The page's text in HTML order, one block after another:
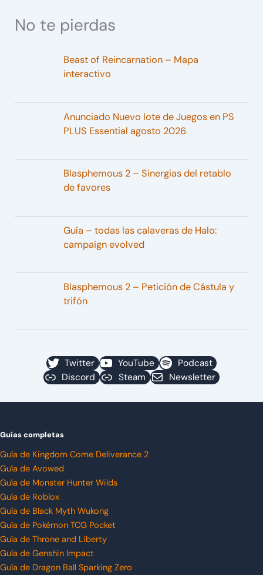
No te pierdas
Beast of Reincarnation – Mapa
interactivo
Anunciado Nuevo lote de Juegos en PS
PLUS Essential agosto 2026
Blasphemous 2 – Sinergias del retablo
de favores
Guía – todas las calaveras de Halo:
campaign evolved
Blasphemous 2 – Petición de Cástula y
trifón
Twitter YouTube
Podcast
Discord
Steam Newsletter
Guías completas
Guía de Kingdom Come Deliverance 2
Guía de Avowed
Guía de Monster Hunter Wilds
Guía de Roblox
Guía de Black Myth Wukong
Guía de Pokémon TCG Pocket
Guía de Throne and Liberty
Guía de Genshin Impact
Guía de Dragon Ball Sparking Zero